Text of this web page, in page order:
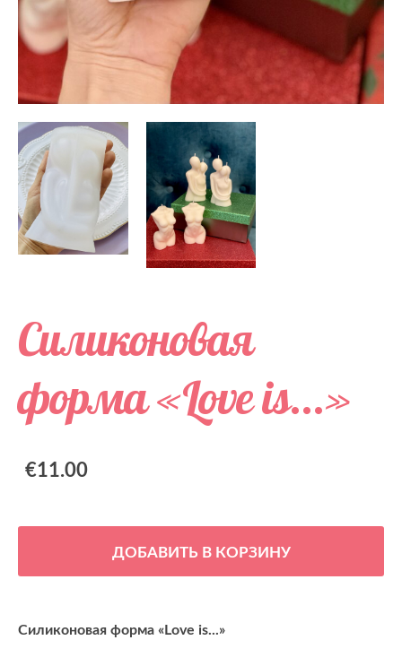
Силиконовая
форма «Love is...»
€11.00
ДОБАВИТЬ В КОРЗИНУ
Силиконовая форма «Love is...»